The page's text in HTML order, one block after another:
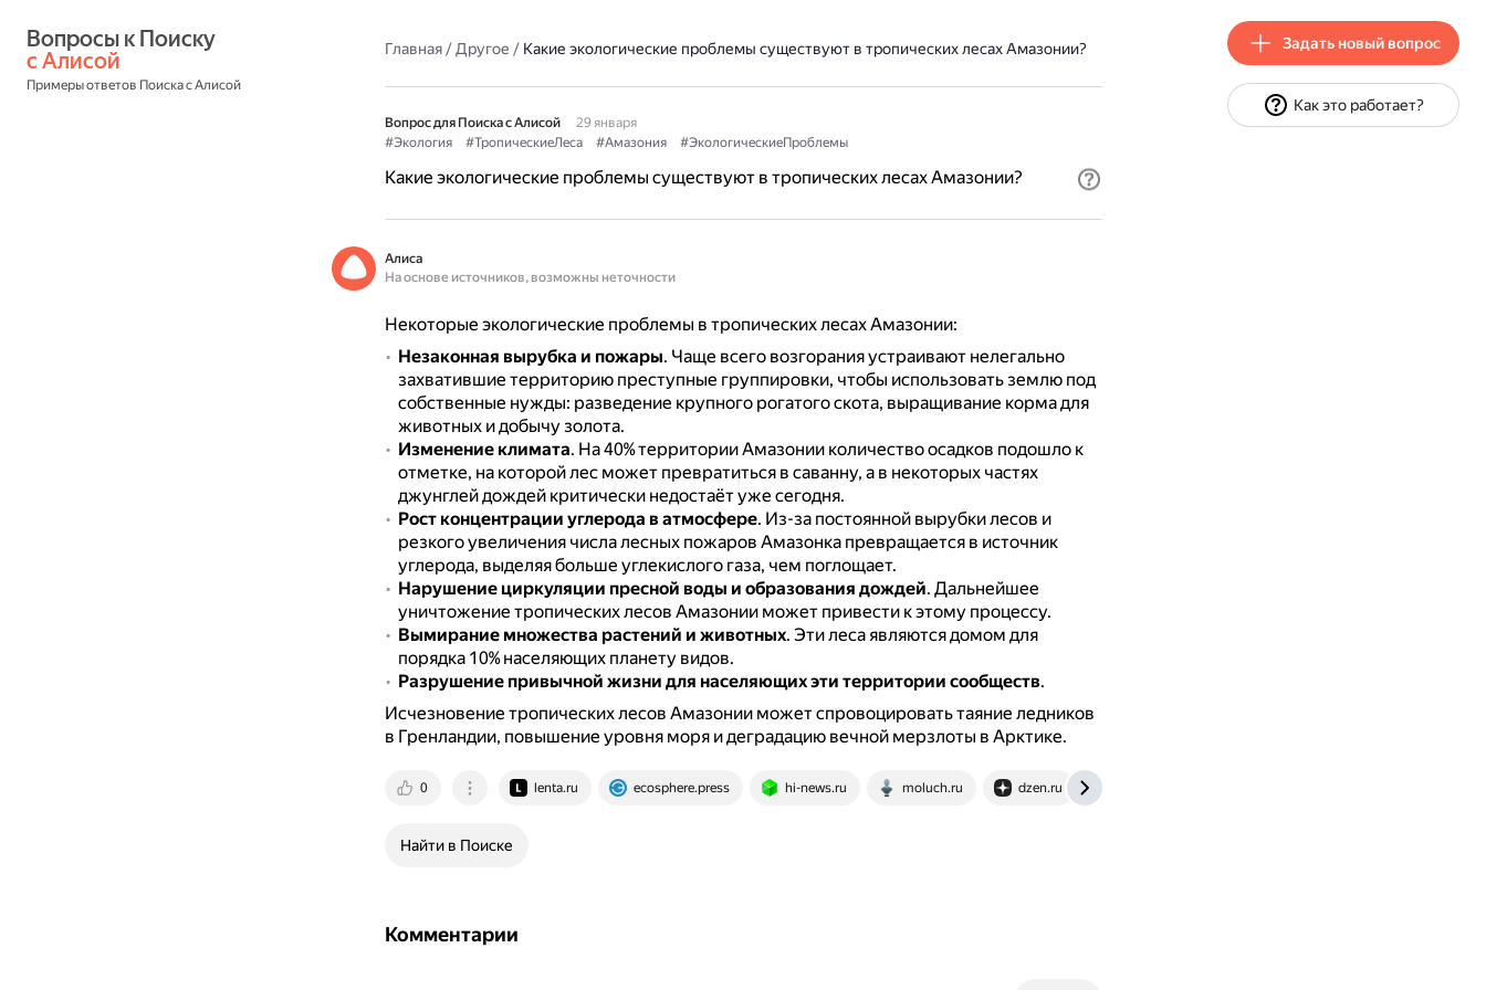
с Алисой
Примеры ответов Поиска с Алисой
Главная/Другое / Какие экологические проблемы существуют в тропических лесах Амазонии?
Вопрос для Поиска с Алисой
29 января
#Экология
#ТропическиеЛеса #Амазония #ЭкологическиеПроблемы
Какие экологические проблемы существуют в тропических лесах Амазонии?
Алиса
На основе источников, возможны неточности
Некоторые экологические проблемы в тропических лесах Амазонии:
Незаконная вырубка и пожары. Чаще всего возгорания устраивают нелегально
захватившие территорию преступные группировки, чтобы использовать землю под
собственные нужды: разведение крупного рогатого скота, выращивание корма для
животных и добычу золота.
Изменение климата. На 40% территории Амазонии количество осадков подошло к
отметке, на которой лес может превратиться в саванну, а в некоторых частях
джунглей дождей критически недостаёт уже сегодня.
Рост концентрации углерода в атмосфере. Из-за постоянной вырубки лесов и
резкого увеличения числа лесных пожаров Амазонка превращается в источник
углерода, выделяя больше углекислого газа, чем поглощает.
Нарушение циркуляции пресной воды и образования дождей. Дальнейшее
уничтожение тропических лесов Амазонии может привести к этому процессу.
Вымирание множества растений и животных. Эти леса являются домом для
порядка 10% населяющих планету видов.
Разрушение привычной жизни для населяющих эти территории сообществ.
Исчезновение тропических лесов Амазонии может спровоцировать таяние ледников
в Гренландии, повышение уровня моря и деградацию вечной мерзлоты в Арктике.
0 lenta.ru ecosphere.press hi-news.ru moluch.ru dzen.ru
Найти в Поиске
Комментарии
Задать новый вопрос
Как это работает?